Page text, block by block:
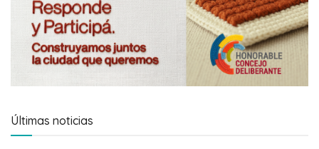
Últimas noticias